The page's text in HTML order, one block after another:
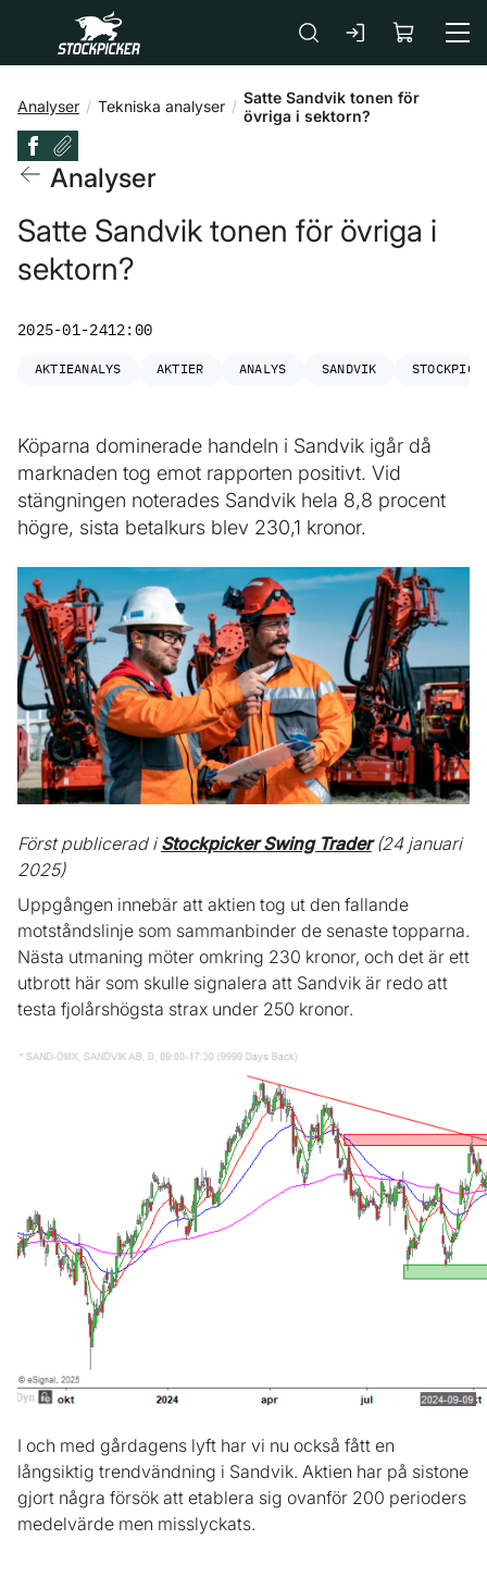
Gå till huvudinnehåll
Analyser Tekniska analyser
Satte Sandvik tonen för
övriga i sektorn?
Analyser
Satte Sandvik tonen för övriga i
sektorn?
2025-01-2412:00
AKTIEANALYS AKTIER ANALYS SANDVIK
Köparna dominerade handeln i Sandvik igår då
marknaden tog emot rapporten positivt. Vid
stängningen noterades Sandvik hela 8,8 procent
högre, sista betalkurs blev 230,1 kronor.
Först publicerad iStockpicker Swing Trader(24 januari
2025)
Uppgången innebär att aktien tog ut den fallande
motståndslinje som sammanbinder de senaste topparna.
Nästa utmaning möter omkring 230 kronor, och det är ett
utbrott här som skulle signalera att Sandvik är redo att
testa fjolårshögsta strax under 250 kronor.
I och med gårdagens lyft har vi nu också fått en
långsiktig trendvändning i Sandvik. Aktien har på sistone
gjort några försök att etablera sig ovanför 200 perioders
medelvärde men misslyckats.